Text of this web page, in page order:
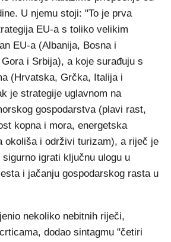
U njemu stoji: "To je prva
EU-a s toliko velikim
EU-a (Albanija, Bosna i
i Srbija), a koje surađuju s
(Hrvatska, Grčka, Italija i
je strategije uglavnom na
gospodarstva (plavi rast,
kopna i mora, energetska
okoliša i održivi turizam), a riječ je
igrati ključnu ulogu u
i jačanju gospodarskog rasta u
nekoliko nebitnih riječi,
dodao sintagmu "četiri